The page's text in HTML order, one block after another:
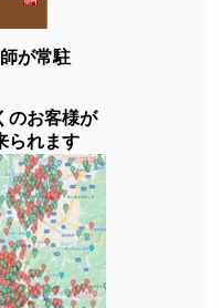
が常駐
のお客様が
られます